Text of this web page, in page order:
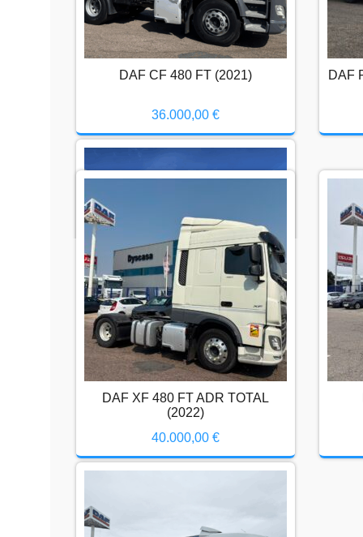
DAF CF 480 FT (2021)
36.000,00 €
36.000,00
DAF
DAF XF 450 FT 2021
33.000,00€
DAF XF 450 FT 2021
33.000,00€
DAF XF 480 FT ADR TOTAL
(2022)
40.000,00 €
DAF XF 480 FT ADR TOTAL (2022)
40.000,00